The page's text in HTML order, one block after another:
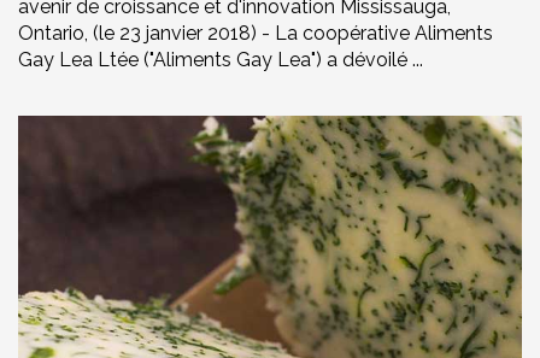
avenir de croissance et d'innovation Mississauga,
Ontario, (le 23 janvier 2018) - La coopérative Aliments
Gay Lea Ltée ("Aliments Gay Lea") a dévoilé ...